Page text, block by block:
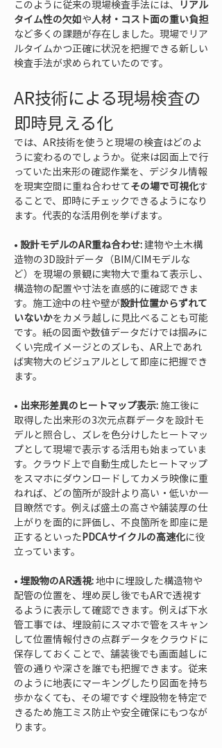
このように従来の現場検査手法には、 リアル
タイム性の欠如や人材・コスト面の重い負担
など多くの課題が存在しました。現場でリア
ルタイムかつ正確に状況を把握できる新しい
検査手法が求められていたのです。
AR技術による現場検査の
即時見える化
では、AR技術を使うと現場の検査はどのよ
うに変わるのでしょうか。従来は図面上で行
っていた出来形の確認作業を、デジタル情報
を現実空間に重ね合わせてその場で可視化す
ることで、即時にチェックできるようになり
ます。代表的な活用例を挙げます。
• 設計モデルのAR重ね合わせ: 建物や土木構
造物の3D設計データ（BIM/CIMモデルな
ど）を現場の景観に実物大で重ねて表示し、
構造物の配置や寸法を直感的に確認できま
す。施工途中の柱や壁が設計位置からずれて
いないかをカメラ越しに見比べることも可能
です。紙の図面や数値データだけでは掴みに
くい完成イメージとのズレも、AR上であれ
ば実物大のビジュアルとして即座に把握でき
• 出来形差異のヒートマップ表示: 施工後に
取得した出来形の3次元点群データを設計モ
デルと照合し、ズレを色分けしたヒートマッ
プとして現場で表示する活用も始まっていま
す。クラウド上で自動生成したヒートマップ
をスマホにダウンロードしてカメラ映像に重
ねれば、どの箇所が設計より高い・低いか一
目瞭然です。例えば盛土の高さや舗装厚の仕
上がりを面的に評価し、不良箇所を即座に是
正するといったPDCAサイクルの高速化に役
• 埋設物のAR透視: 地中に埋設した構造物や
配管の位置を、埋め戻し後でもARで透視す
るように表示して確認できます。例えば下水
管工事では、埋設前にスマホで管をスキャン
して位置情報付きの点群データをクラウドに
保存しておくことで、舗装後でも画面越しに
管の通りや深さを誰でも把握できます。従来
のように地表にマーキングしたり図面を持ち
歩かなくても、その場ですぐ埋設物を特定で
きるため施工ミス防止や安全確保にもつなが